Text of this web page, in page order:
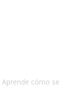
Aprende cómo se